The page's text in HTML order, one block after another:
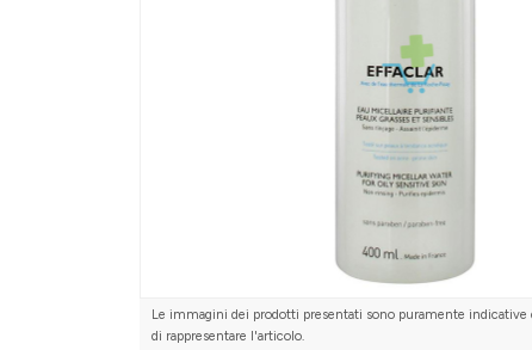
Le immagini dei prodotti presentati sono puramente indicative
di rappresentare l'articolo.